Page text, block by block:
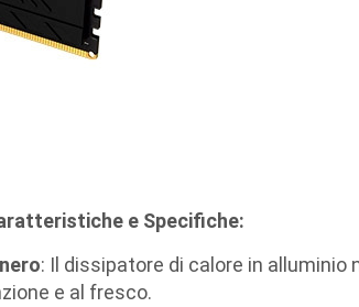
e Specifiche:
: Il dissipatore di calore in alluminio
e al fresco.